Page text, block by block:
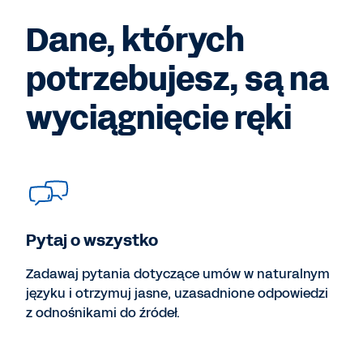
Dane, których
potrzebujesz, są na
wyciągnięcie ręki
Pytaj o wszystko
Zadawaj pytania dotyczące umów w naturalnym
języku i otrzymuj jasne, uzasadnione odpowiedzi
z odnośnikami do źródeł.